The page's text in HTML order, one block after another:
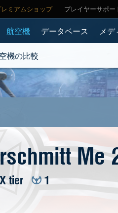
レミアムショップ プレイヤーサポー
航空機 データベース メ
機の比較
Me
tier 1